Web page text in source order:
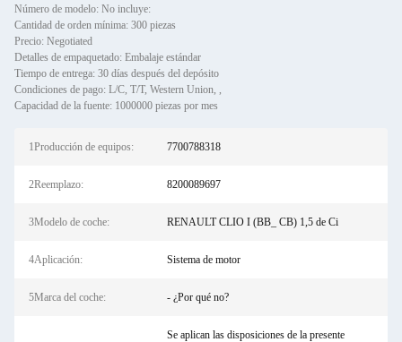
Número de modelo: No incluye:
Cantidad de orden mínima: 300 piezas
Precio: Negotiated
Detalles de empaquetado: Embalaje estándar
Tiempo de entrega: 30 días después del depósito
Condiciones de pago: L/C, T/T, Western Union, ,
Capacidad de la fuente: 1000000 piezas por mes
1Producción de equipos: 7700788318
2Reemplazo: 8200089697
3Modelo de coche: RENAULT CLIO I (BB_ CB) 1,5 de Ci
4Aplicación: Sistema de motor
5Marca del coche: - ¿Por qué no?
Se aplican las disposiciones de la presente